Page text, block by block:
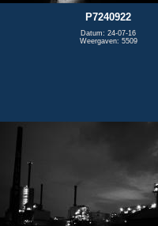
P7240922
Datum: 24-07-16
Weergaven: 5509